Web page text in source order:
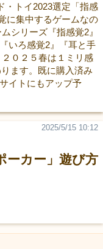
・トイ2023選定「指感
に集中するゲームなの
シリーズ『指感覚2』
いろ感覚2』『耳と手
０２５春は１ミリ感
ます。既に購入済み
イトにもアップ予
ーカー」遊び方
2025/5/15 10:12